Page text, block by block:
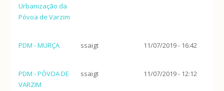
Urbanização da
Póvoa de Varzim
PDM - MURÇA ssaigt 11/07/2019 - 16:42
PDM - PÓVOA DE
VARZIM
ssaigt 11/07/2019 - 12:12